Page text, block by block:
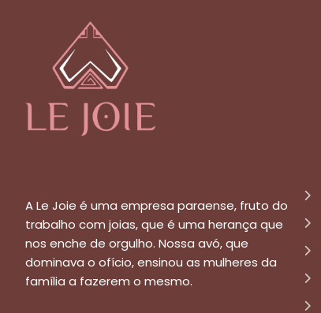
A Le Joie é uma empresa paraense, fruto do
trabalho com joias, que é uma herança que
nos enche de orgulho. Nossa avó, que
dominava o ofício, ensinou as mulheres da
família a fazerem o mesmo.